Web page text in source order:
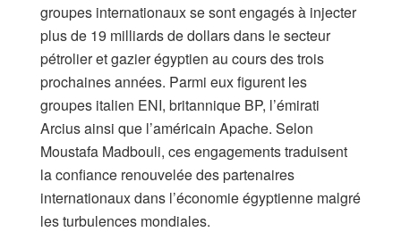
groupes internationaux se sont engagés à injecter
plus de 19 milliards de dollars dans le secteur
pétrolier et gazier égyptien au cours des trois
prochaines années. Parmi eux figurent les
groupes italien ENI, britannique BP, l’émirati
Arcius ainsi que l’américain Apache. Selon
Moustafa Madbouli, ces engagements traduisent
la confiance renouvelée des partenaires
internationaux dans l’économie égyptienne malgré
les turbulences mondiales.